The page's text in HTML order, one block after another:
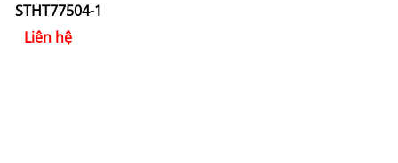
STHT77504-1
Liên hệ